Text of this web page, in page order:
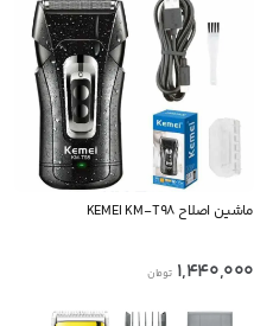
ماشین اصلاح KEMEI KM-T98
1,440,000 تومان